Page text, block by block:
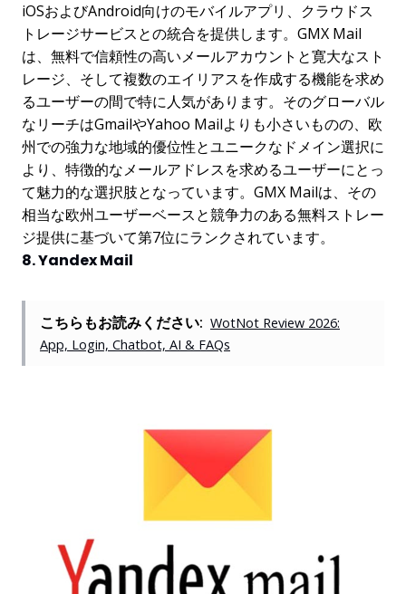
iOSおよびAndroid向けのモバイルアプリ、クラウドス
トレージサービスとの統合を提供します。GMX Mail
は、無料で信頼性の高いメールアカウントと寛大なスト
レージ、そして複数のエイリアスを作成する機能を求め
るユーザーの間で特に人気があります。そのグローバル
なリーチはGmailやYahoo Mailよりも小さいものの、欧
州での強力な地域的優位性とユニークなドメイン選択に
より、特徴的なメールアドレスを求めるユーザーにとっ
て魅力的な選択肢となっています。GMX Mailは、その
相当な欧州ユーザーベースと競争力のある無料ストレー
ジ提供に基づいて第7位にランクされています。
8. Yandex Mail
こちらもお読みください: WotNot Review 2026:
App, Login, Chatbot, AI & FAQs